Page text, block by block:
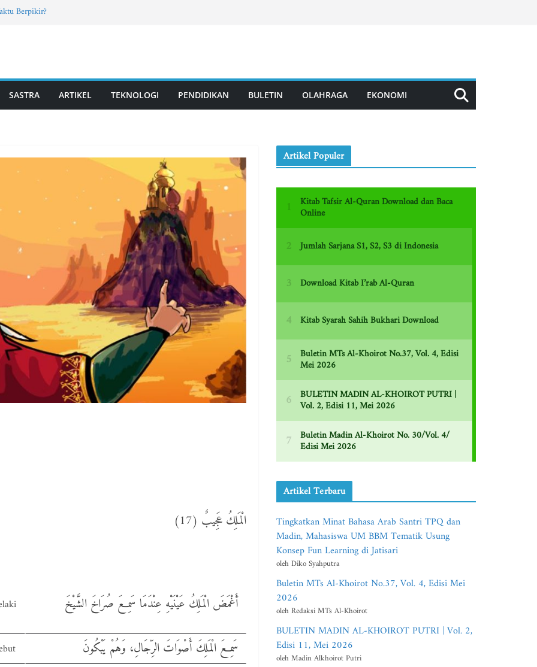
Berpikir?
Vol. 4, Edisi Mei 2026
PUTRI | Vol. 2, Edisi 11, Mei 2026
SASTRA ARTIKEL TEKNOLOGI PENDIDIKAN BULETIN OLAHRAGA EKONOMI
الْمَلِكُ عَجِيبٌ (17)
أَغْمَضَ الْمَلِكُ عَيْنَيْهِ عِنْدَمَا سَمِعَ صُرَاخَ الشَّيْخَ
سَمِعَ الْمَلِكَ أَصْوَاتَ الرِّجَالِ، وَهُمْ يَبْكُونَ
Artikel Populer
Artikel Terbaru
Tingkatkan Minat Bahasa Arab Santri TPQ dan
Madin, Mahasiswa UM BBM Tematik Usung
Konsep Fun Learning di Jatisari
oleh Diko Syahputra
Buletin MTs Al-Khoirot No.37, Vol. 4, Edisi Mei
2026
oleh Redaksi MTs Al-Khoirot
BULETIN MADIN AL-KHOIROT PUTRI | Vol. 2,
Edisi 11, Mei 2026
oleh Madin Alkhoirot Putri